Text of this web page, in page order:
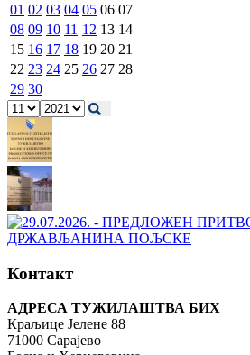
01 02 03 04 05 06 07
08 09 10 11 12 13 14
15 16 17 18 19 20 21
22 23 24 25 26 27 28
29 30
Контакт
АДРЕСА ТУЖИЛАШТВА БИХ
Краљице Јелене 88
71000 Сарајево